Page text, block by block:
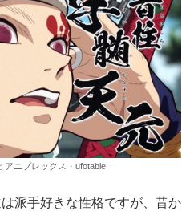
アニプレックス・ufotable
派手好きな性格ですが、昔か